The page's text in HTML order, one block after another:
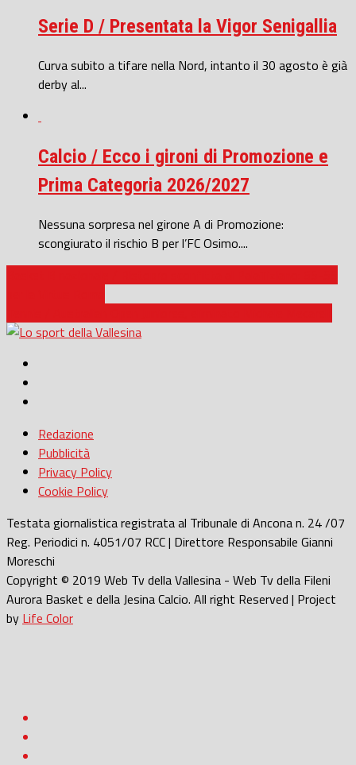
Serie D / Presentata la Vigor Senigallia
Curva subito a tifare nella Nord, intanto il 30 agosto è già
derby al...
Calcio / Ecco i gironi di Promozione e
Prima Categoria 2026/2027
Nessuna sorpresa nel girone A di Promozione:
scongiurato il rischio B per l’FC Osimo....
Redazione
Pubblicità
Privacy Policy
Cookie Policy
Testata giornalistica registrata al Tribunale di Ancona n. 24 /07
Reg. Periodici n. 4051/07 RCC | Direttore Responsabile Gianni
Moreschi
Copyright © 2019 Web Tv della Vallesina - Web Tv della Fileni
Aurora Basket e della Jesina Calcio. All right Reserved | Project
by Life Color